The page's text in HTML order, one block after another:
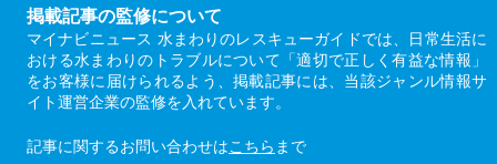
掲載記事の監修について
マイナビニュース 水まわりのレスキューガイドでは、日常生活に
おける水まわりのトラブルについて「適切で正しく有益な情報」
をお客様に届けられるよう、掲載記事には、当該ジャンル情報サ
イト運営企業の監修を入れています。
記事に関するお問い合わせはこちら まで